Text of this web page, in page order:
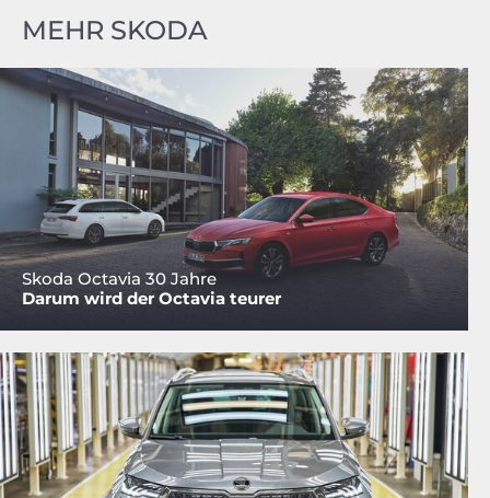
MEHR SKODA
Skoda Octavia 30 Jahre
Darum wird der Octavia teurer